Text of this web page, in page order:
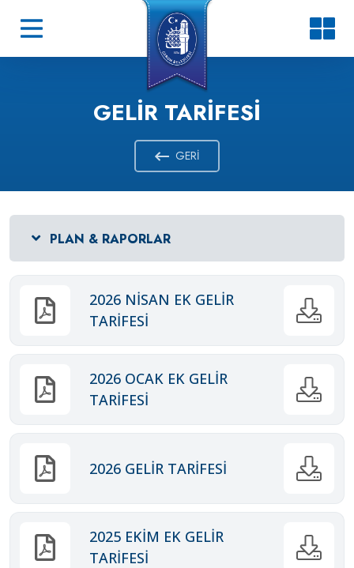
GELIR TARIFESI
GERI
PLAN & RAPORLAR
2026 NİSAN EK GELİR
TARİFESİ
2026 OCAK EK GELİR
TARİFESİ
2026 GELİR TARİFESİ
2025 EKİM EK GELİR
TARİFESİ